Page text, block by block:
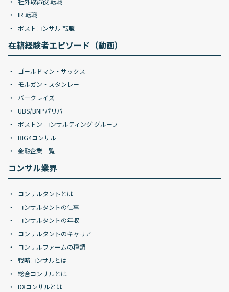
IR 転職
ポストコンサル 転職
在籍経験者エピソード（動画）
ゴールドマン・サックス
モルガン・スタンレー
バークレイズ
UBS/BNPパリバ
ボストン コンサルティング グループ
BIG4コンサル
金融企業一覧
コンサル業界
コンサルタントとは
コンサルタントの仕事
コンサルタントの年収
コンサルタントのキャリア
コンサルファームの種類
戦略コンサルとは
総合コンサルとは
DXコンサルとは